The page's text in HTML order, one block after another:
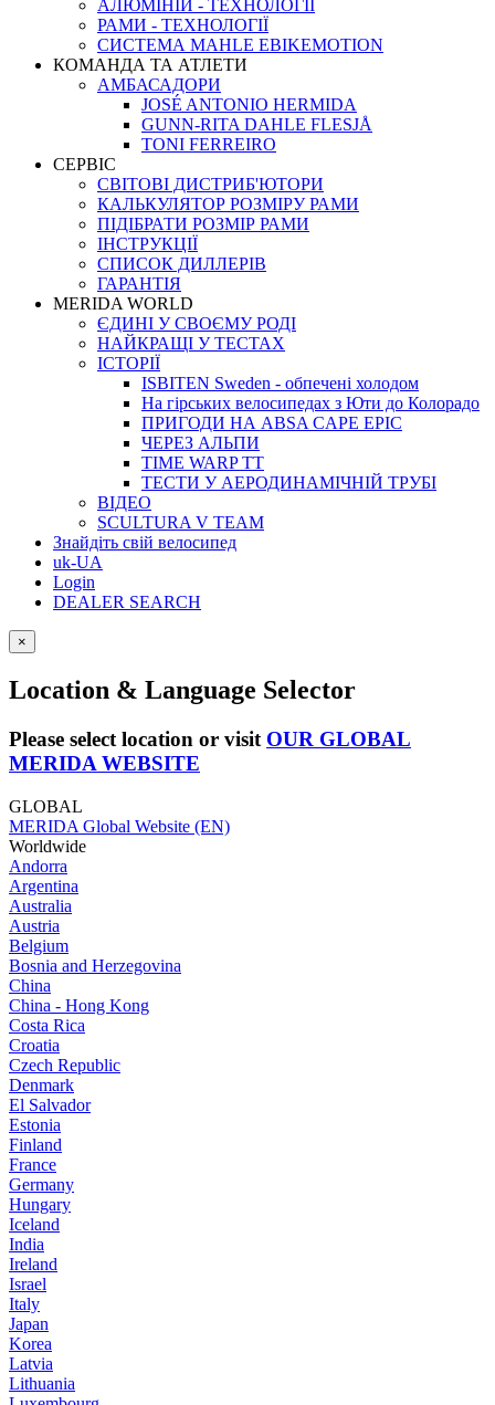
АЛЮМІНІЙ - ТЕХНОЛОГІЇ
РАМИ - ТЕХНОЛОГІЇ
СИСТЕМА MAHLE EBIKEMOTION
КОМАНДА ТА АТЛЕТИ
АМБАСАДОРИ
JOSÉ ANTONIO HERMIDA
GUNN-RITA DAHLE FLESJÅ
TONI FERREIRO
СЕРВІС
СВІТОВІ ДИСТРИБ'ЮТОРИ
КАЛЬКУЛЯТОР РОЗМIРУ РАМИ
ПІДІБРАТИ РОЗМІР РАМИ
IНСТРУКЦIЇ
СПИСОК ДИЛЛЕРІВ
ГАРАНТIЯ
MERIDA WORLD
ЄДИНI У СВОЄМУ РОДI
НАЙКРАЩІ У ТЕСТАХ
ІСТОРІЇ
ISBITEN Sweden - обпечені холодом
На гірських велосипедах з Юти до Колорадо
ПРИГОДИ НА ABSA CAPE EPIC
ЧЕРЕЗ АЛЬПИ
TIME WARP TT
ТЕСТИ У АЕРОДИНАМІЧНІЙ ТРУБІ
ВІДЕО
SCULTURA V TEAM
Знайдіть свій велосипед
uk-UA
Login
DEALER SEARCH
×
Location & Language Selector
Please select location or visit OUR GLOBAL
MERIDA WEBSITE
GLOBAL
MERIDA Global Website (EN)
Worldwide
Andorra
Argentina
Australia
Austria
Belgium
Bosnia and Herzegovina
China
China - Hong Kong
Costa Rica
Croatia
Czech Republic
Denmark
El Salvador
Estonia
Finland
France
Germany
Hungary
Iceland
India
Ireland
Israel
Italy
Japan
Korea
Latvia
Lithuania